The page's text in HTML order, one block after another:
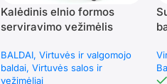
Kalėdinis elnio formos
serviravimo vežimėlis
BALDAI Virtuvės ir valgomojo
baldai Virtuvės salos ir
vežimėliai